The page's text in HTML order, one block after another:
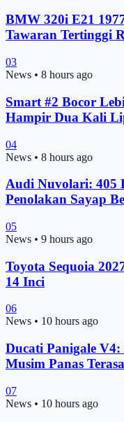
BMW 320i E21
Tawaran Tertinggi
03
News • 8 hours ago
Smart #2 Bocor
Hampir Dua Kali
04
News • 8 hours ago
Audi Nuvolari: 405
Penolakan Sayap
05
News • 9 hours ago
Toyota Sequoia
14 Inci
06
News • 10 hours ago
Ducati Panigale
Musim Panas
07
News • 10 hours ago